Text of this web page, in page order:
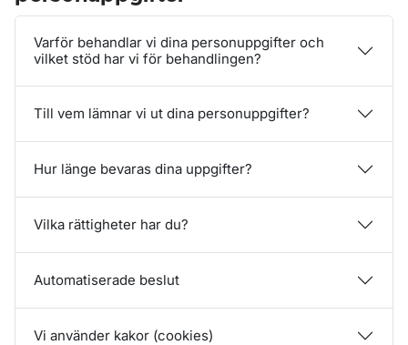
Varför behandlar vi dina personuppgifter och
vilket stöd har vi för behandlingen?
Till vem lämnar vi ut dina personuppgifter?
Hur länge bevaras dina uppgifter?
Vilka rättigheter har du?
Automatiserade beslut
Vi använder kakor (cookies)